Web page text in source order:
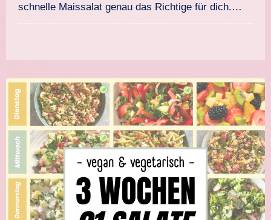
schnelle Maissalat genau das Richtige für dich.…